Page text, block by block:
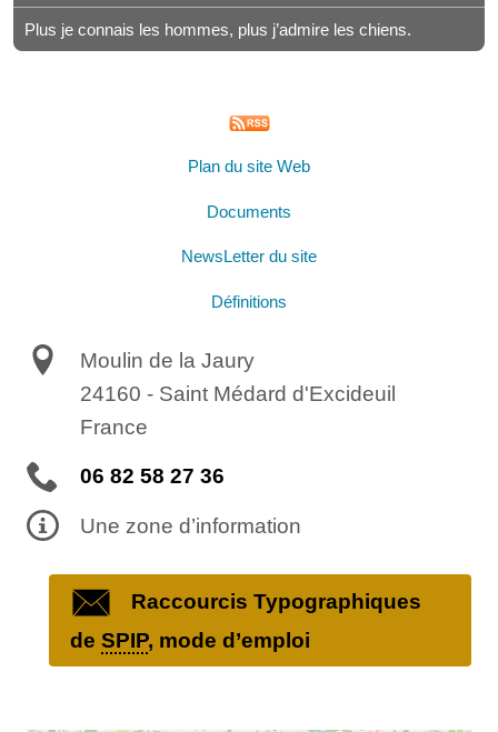
Plus je connais les hommes, plus j’admire les chiens.
Plan du site Web
Documents
NewsLetter du site
Définitions
Moulin de la Jaury
24160 - Saint Médard d'Excideuil
France
06 82 58 27 36
Une zone d’information
Raccourcis Typographiques
de SPIP, mode d’emploi